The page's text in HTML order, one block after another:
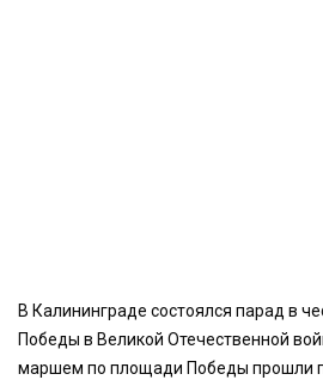
В Калининграде состоялся парад в
Победы в Великой Отечественной
маршем по площади Победы прошли